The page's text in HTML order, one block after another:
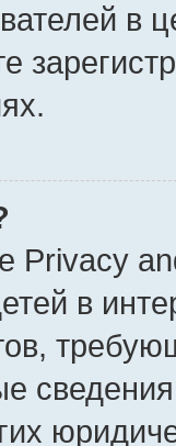
в
Privacy
в